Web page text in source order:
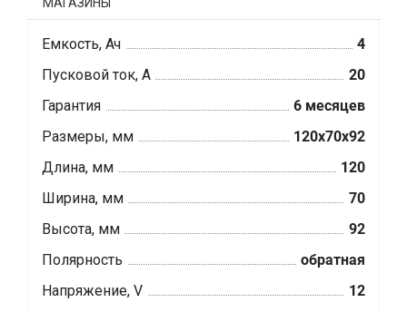
Емкость, Ач
4
Пусковой ток, А
20
Гарантия
6 месяцев
Размеры, мм
120x70x92
Длина, мм
120
Ширина, мм
70
Высота, мм
92
Полярность
обратная
Напряжение, V
12